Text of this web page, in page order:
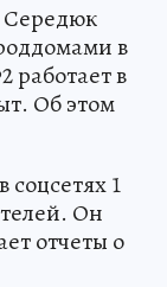
Середюк
в
работает в
Об этом
1
Он
отчеты о